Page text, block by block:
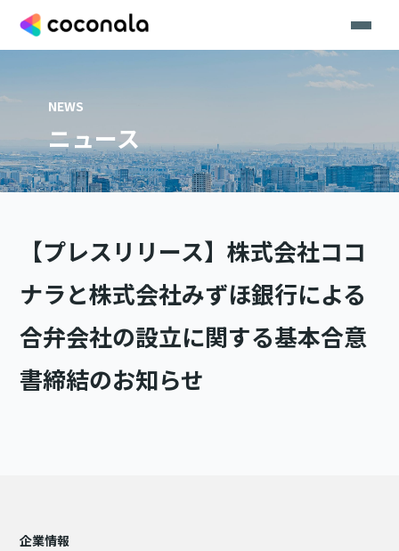
NEWS
ニュース
【プレスリリース】株式会社ココ
ナラと株式会社みずほ銀行による
合弁会社の設立に関する基本合意
書締結のお知らせ
企業情報